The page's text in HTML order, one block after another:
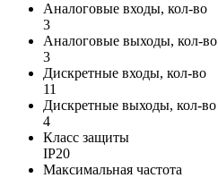
Аналоговые входы, кол-во
3
Аналоговые выходы, кол-во
3
Дискретные входы, кол-во
11
Дискретные выходы, кол-во
4
Класс защиты
IP20
Максимальная частота